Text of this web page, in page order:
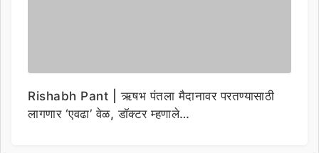
Rishabh Pant | ऋषभ पंतला मैदानावर परतण्यासाठी
लागणार ‘एवढा’ वेळ, डॉक्टर म्हणाले…